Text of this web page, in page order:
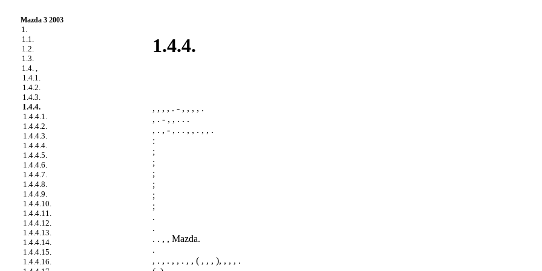
Mazda 3 2003
1.
1.1.
1.2.
1.3.
1.4. ,
1.4.1.
1.4.2.
1.4.3.
1.4.4.
1.4.4.1.
1.4.4.2.
1.4.4.3.
1.4.4.4.
1.4.4.5.
1.4.4.6.
1.4.4.7.
1.4.4.8.
1.4.4.9.
1.4.4.10.
1.4.4.11.
1.4.4.12.
1.4.4.13.
1.4.4.14.
1.4.4.15.
1.4.4.16.
1.4.4.
, , , , . - , , , , .
, . - , , . . .
, . , - , . . , , . , , .
:
;
;
;
;
;
;
.
.
. . , , Mazda.
.
, . , . , , . , , ( , , , ), , , , .